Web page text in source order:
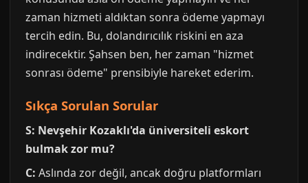
zaman hizmeti aldıktan sonra ödeme yapmayı
tercih edin. Bu, dolandırıcılık riskini en aza
indirecektir. Şahsen ben, her zaman "hizmet
sonrası ödeme" prensibiyle hareket ederim.
Sıkça Sorulan Sorular
S: Nevşehir Kozaklı'da üniversiteli eskort
bulmak zor mu?
C: Aslında zor değil, ancak doğru platformları